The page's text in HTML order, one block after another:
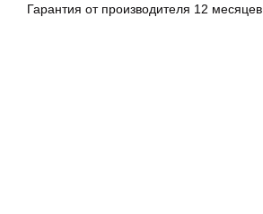
Гарантия от производителя 12 месяцев